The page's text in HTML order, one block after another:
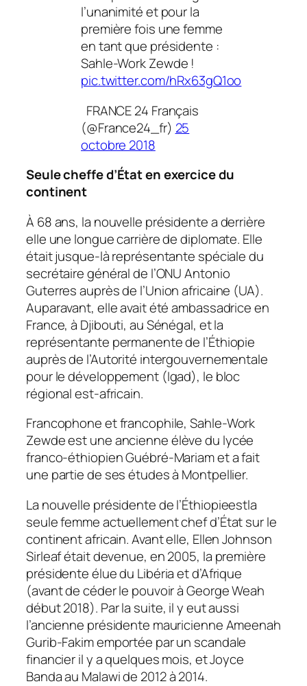
l’unanimité et pour la
première fois une femme
en tant que présidente :
Sahle-Work Zewde !
pic.twitter.com/hRx63gQ1oo
FRANCE 24 Français
(@France24_fr) 25
octobre 2018
Seule cheffe d’État en exercice du
continent
À 68 ans, la nouvelle présidente a derrière
elle une longue carrière de diplomate. Elle
était jusque-là représentante spéciale du
secrétaire général de l’ONU Antonio
Guterres auprès de l’Union africaine (UA).
Auparavant, elle avait été ambassadrice en
France, à Djibouti, au Sénégal, et la
représentante permanente de l’Éthiopie
auprès de l’Autorité intergouvernementale
pour le développement (Igad), le bloc
régional est-africain.
Francophone et francophile,Sahle-Work
Zewde est uneancienne élève du lycée
franco-éthiopien Guébré-Mariam et a fait
une partie de ses études à Montpellier.
La nouvelle présidente de l’Éthiopieestla
seule femme actuellement chef d’État sur le
continent africain.Avant elle, Ellen Johnson
Sirleaf était devenue, en2005, la première
présidente élue du Libéria et d’Afrique
(avant de céder le pouvoir à George Weah
début2018). Par la suite, il y eut aussi
l’ancienne présidente mauricienne Ameenah
Gurib-Fakim emportée par un scandale
financier il y a quelques mois, et Joyce
Banda au Malawi de 2012 à2014.